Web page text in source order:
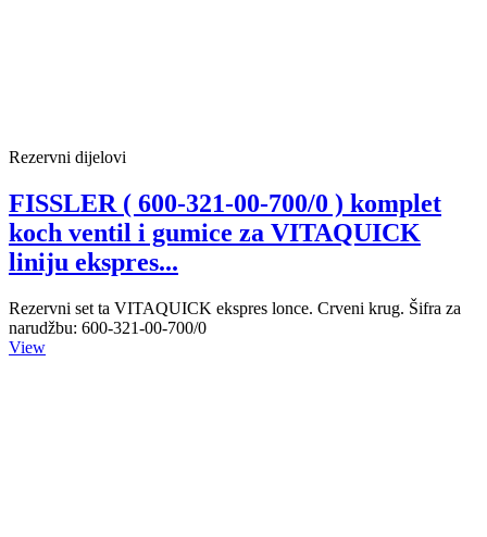
Rezervni dijelovi
FISSLER ( 600-321-00-700/0 ) komplet
koch ventil i gumice za VITAQUICK
liniju ekspres...
Rezervni set ta VITAQUICK ekspres lonce. Crveni krug. Šifra za
narudžbu: 600-321-00-700/0
View